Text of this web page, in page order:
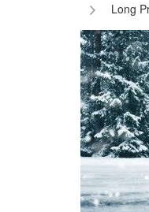
Long